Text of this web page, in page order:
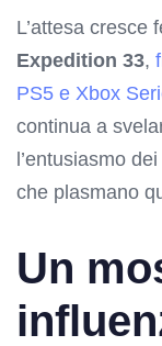
L’attesa cresce
Expedition 33,
PS5 e Xbox
continua a
l’entusiasmo
che plasmano
Un